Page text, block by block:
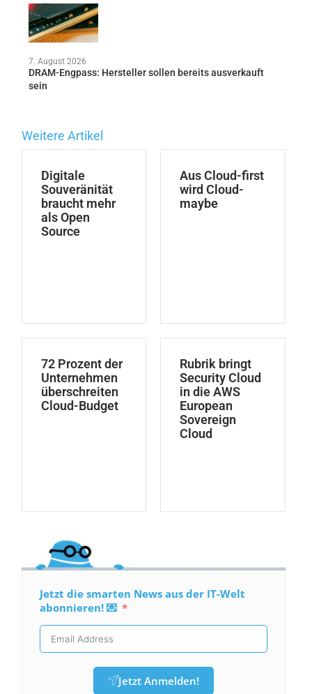
7. August 2026
DRAM-Engpass: Hersteller sollen bereits ausverkauft
sein
Weitere Artikel
Digitale
Souveränität
braucht mehr
als Open
Source
Aus Cloud-first
wird Cloud-
maybe
72 Prozent der
Unternehmen
überschreiten
Cloud-Budget
Rubrik bringt
Security Cloud
in die AWS
European
Sovereign
Cloud
Jetzt die smarten News aus der IT-Welt
abonnieren! 💌
Jetzt Anmelden!